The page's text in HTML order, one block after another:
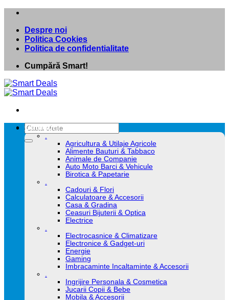
Skip
contentDespre noi
Politica Cookies
Politica de confidentialitate
Cumpără Smart!
Caută
după:
Categorii
.
Agricultura & Utilaje Agricole
Alimente Bauturi & Tabbaco
Animale de Companie
Auto Moto Barci & Vehicule
Birotica & Papetarie
.
Cadouri & Flori
Calculatoare & Accesorii
Casa & Gradina
Ceasuri Bijuterii & Optica
Electrice
.
Electrocasnice & Climatizare
Electronice & Gadget-uri
Energie
Gaming
Imbracaminte Incaltaminte & Accesorii
.
Ingrijire Personala & Cosmetica
Jucarii Copii & Bebe
Mobila & Accesorii